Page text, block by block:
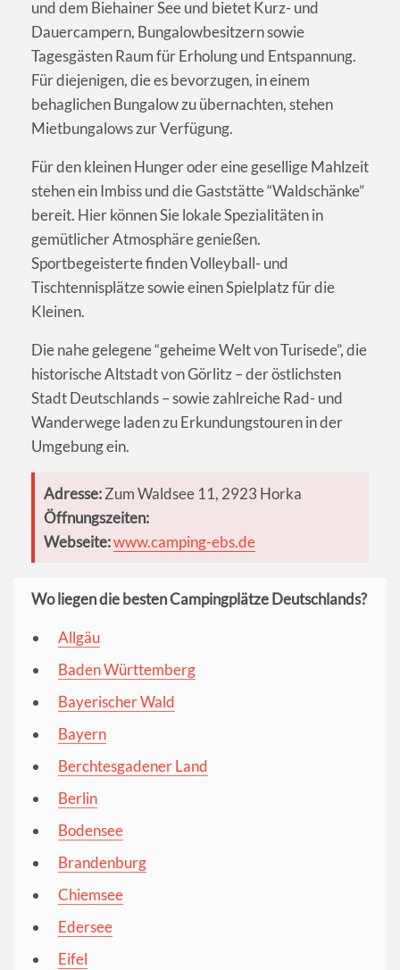
und dem Biehainer See und bietet Kurz- und
Dauercampern, Bungalowbesitzern sowie
Tagesgästen Raum für Erholung und Entspannung.
Für diejenigen, die es bevorzugen, in einem
behaglichen Bungalow zu übernachten, stehen
Mietbungalows zur Verfügung.
Für den kleinen Hunger oder eine gesellige Mahlzeit
stehen ein Imbiss und die Gaststätte “Waldschänke”
bereit. Hier können Sie lokale Spezialitäten in
gemütlicher Atmosphäre genießen.
Sportbegeisterte finden Volleyball- und
Tischtennisplätze sowie einen Spielplatz für die
Kleinen.
Die nahe gelegene “geheime Welt von Turisede”, die
historische Altstadt von Görlitz – der östlichsten
Stadt Deutschlands – sowie zahlreiche Rad- und
Wanderwege laden zu Erkundungstouren in der
Umgebung ein.
Adresse:Zum Waldsee 11, 2923 Horka
Öffnungszeiten:
Webseite:www.camping-ebs.de
Wo liegen die besten Campingplätze Deutschlands?
Allgäu
Baden Württemberg
Bayerischer Wald
Bayern
Berchtesgadener Land
Berlin
Bodensee
Brandenburg
Chiemsee
Edersee
Eifel